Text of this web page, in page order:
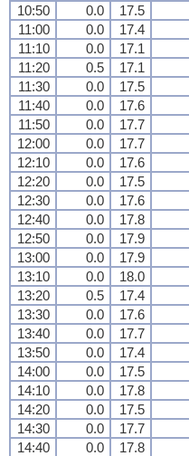
10:50
0.0 17.5
11:00
0.0 17.4
11:10
0.0 17.1
11:20
0.5 17.1
11:30
0.0 17.5
11:40
0.0 17.6
11:50
0.0 17.7
12:00
0.0 17.7
12:10
0.0 17.6
12:20
0.0 17.5
12:30
0.0 17.6
12:40
0.0 17.8
12:50
0.0 17.9
13:00
0.0 17.9
13:10
0.0 18.0
13:20
0.5 17.4
13:30
0.0 17.6
13:40
0.0 17.7
13:50
0.0 17.4
14:00
0.0 17.5
14:10
0.0 17.8
14:20
0.0 17.5
14:30
0.0 17.7
14:40
0.0 17.8